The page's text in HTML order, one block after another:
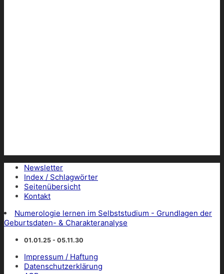
Newsletter
Index / Schlagwörter
Seitenübersicht
Kontakt
Numerologie lernen im Selbststudium - Grundlagen der
Geburtsdaten- & Charakteranalyse
01.01.25 - 05.11.30
Impressum / Haftung
Datenschutzerklärung